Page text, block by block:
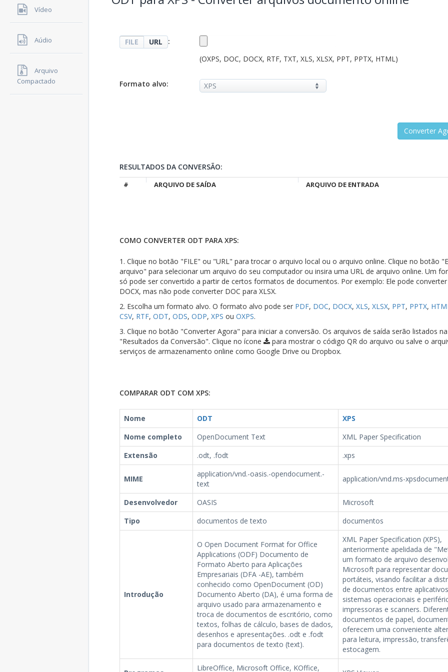
Vídeo
Aúdio
Arquivo
Compactado
FILE URL
:
(OXPS, DOC, DOCX, RTF, TXT, XLS, XLSX, PPT, PPTX, HTML)
Formato alvo:
RESULTADOS DA CONVERSÃO:
# ARQUIVO DE SAÍDA ARQUIVO DE ENTRADA
COMO CONVERTER ODT PARA XPS:
1. Clique no botão "FILE" ou "URL" para trocar o arquivo local ou o arquivo online. Clique no botão
arquivo" para selecionar um arquivo do seu computador ou insira uma URL de arquivo online. Um
só pode ser convertido a partir de certos formatos de documentos. Por exemplo: Ele pode
DOCX, mas não pode converter DOC para XLSX.
2. Escolha um formato alvo. O formato alvo pode ser PDF, DOC, DOCX, XLS, XLSX, PPT, PPTX,
CSV, RTF, ODT, ODS, ODP, XPS ou OXPS.
3. Clique no botão "Converter Agora" para iniciar a conversão. Os arquivos de saída serão listados
"Resultados da Conversão". Clique no ícone
para mostrar o código QR do arquivo ou salve o
serviços de armazenamento online como Google Drive ou Dropbox.
COMPARAR ODT COM XPS:
Nome ODT
XPS
Nome completo
OpenDocument Text
XML Paper Specification
Extensão
.odt, .fodt .xps
MIME
application/vnd.-oasis.-opendocument.-
text
application/vnd.ms-
Desenvolvedor OASIS
Microsoft
Tipo
documentos de texto documentos
Introdução
O Open Document Format for Office
Applications (ODF) Documento de
Formato Aberto para Aplicações
Empresariais (DFA -AE), também
conhecido como OpenDocument (OD)
Documento Aberto (DA), é uma forma de
arquivo usado para armazenamento e
troca de documentos de escritório, como
textos, folhas de cálculo, bases de dados,
desenhos e apresentações. .odt e .fodt
para documentos de texto (text).
XML Paper Specification (XPS),
anteriormente apelidada de
um formato de arquivo
Microsoft para representar
portáteis, visando facilitar a
de documentos entre
sistemas operacionais e
impressoras e scanners.
documentos de papel,
oferecem uma conveniente
para leitura, impressão,
estocagem.
LibreOffice, Microsoft Office, KOffice,